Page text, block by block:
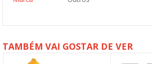
TAMBÉM VAI GOSTAR DE VER